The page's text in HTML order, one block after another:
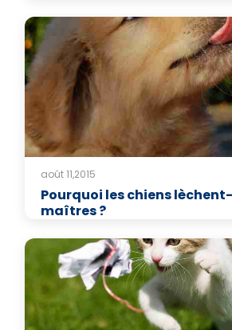
août 11,2015
Pourquoi les chiens
maîtres ?